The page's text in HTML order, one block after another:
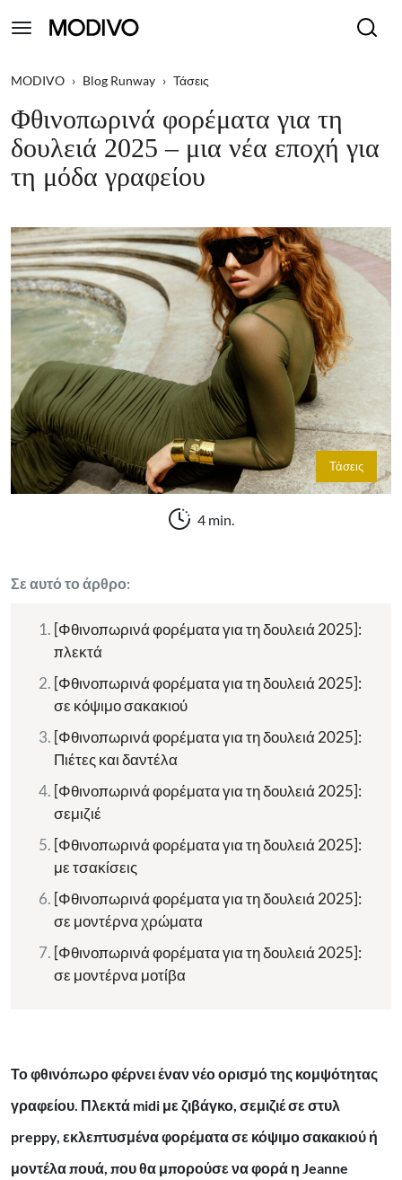
MODIVO › Blog Runway › Τάσεις
Φθινοπωρινά φορέματα για τη
δουλειά 2025 – μια νέα εποχή για
τη μόδα γραφείου
Τάσεις
4 min.
Σε αυτό το άρθρο:
[Φθινοπωρινά φορέματα για τη δουλειά 2025]:
πλεκτά
[Φθινοπωρινά φορέματα για τη δουλειά 2025]:
σε κόψιμο σακακιού
[Φθινοπωρινά φορέματα για τη δουλειά 2025]:
Πιέτες και δαντέλα
[Φθινοπωρινά φορέματα για τη δουλειά 2025]:
σεμιζιέ
[Φθινοπωρινά φορέματα για τη δουλειά 2025]:
με τσακίσεις
[Φθινοπωρινά φορέματα για τη δουλειά 2025]:
σε μοντέρνα χρώματα
[Φθινοπωρινά φορέματα για τη δουλειά 2025]:
σε μοντέρνα μοτίβα
Το φθινόπωρο φέρνει έναν νέο ορισμό της κομψότητας
γραφείου. Πλεκτά midi με ζιβάγκο, σεμιζιέ σε στυλ
preppy, εκλεπτυσμένα φορέματα σε κόψιμο σακακιού ή
μοντέλα πουά, που θα μπορούσε να φορά η Jeanne